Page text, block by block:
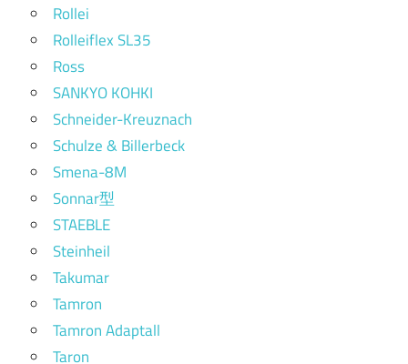
Rollei
Rolleiflex SL35
Ross
SANKYO KOHKI
Schneider-Kreuznach
Schulze & Billerbeck
Smena-8M
Sonnar型
STAEBLE
Steinheil
Takumar
Tamron
Tamron Adaptall
Taron